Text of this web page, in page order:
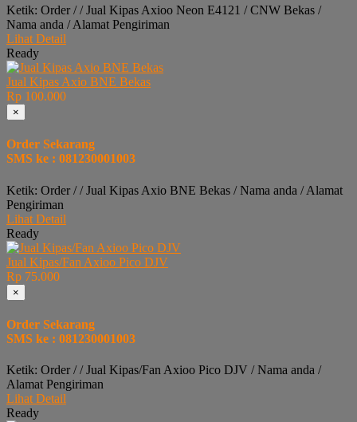
Ketik: Order / / Jual Kipas Axioo Neon E4121 / CNW Bekas /
Nama anda / Alamat Pengiriman
Lihat Detail
Ready
Jual Kipas Axio BNE Bekas
Rp 100.000
×
Order Sekarang
SMS ke : 081230001003
Ketik: Order / / Jual Kipas Axio BNE Bekas / Nama anda / Alamat
Pengiriman
Lihat Detail
Ready
Jual Kipas/Fan Axioo Pico DJV
Rp 75.000
×
Order Sekarang
SMS ke : 081230001003
Ketik: Order / / Jual Kipas/Fan Axioo Pico DJV / Nama anda /
Alamat Pengiriman
Lihat Detail
Ready